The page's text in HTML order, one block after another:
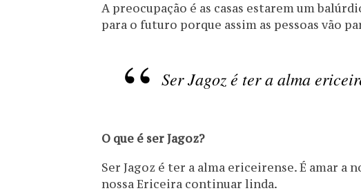
A preocupação é as casas estarem um
para o futuro porque assim as pessoas vão
Ser Jagoz é ter a alma
O que é ser Jagoz?
Ser Jagoz é ter a alma ericeirense. É amar a
nossa Ericeira continuar linda.